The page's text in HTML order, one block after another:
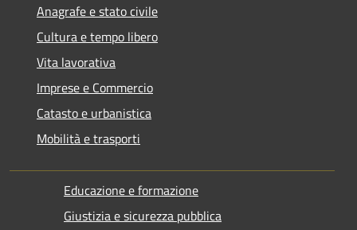
Anagrafe e stato civile
Cultura e tempo libero
Vita lavorativa
Imprese e Commercio
Catasto e urbanistica
Mobilità e trasporti
Educazione e formazione
Giustizia e sicurezza pubblica